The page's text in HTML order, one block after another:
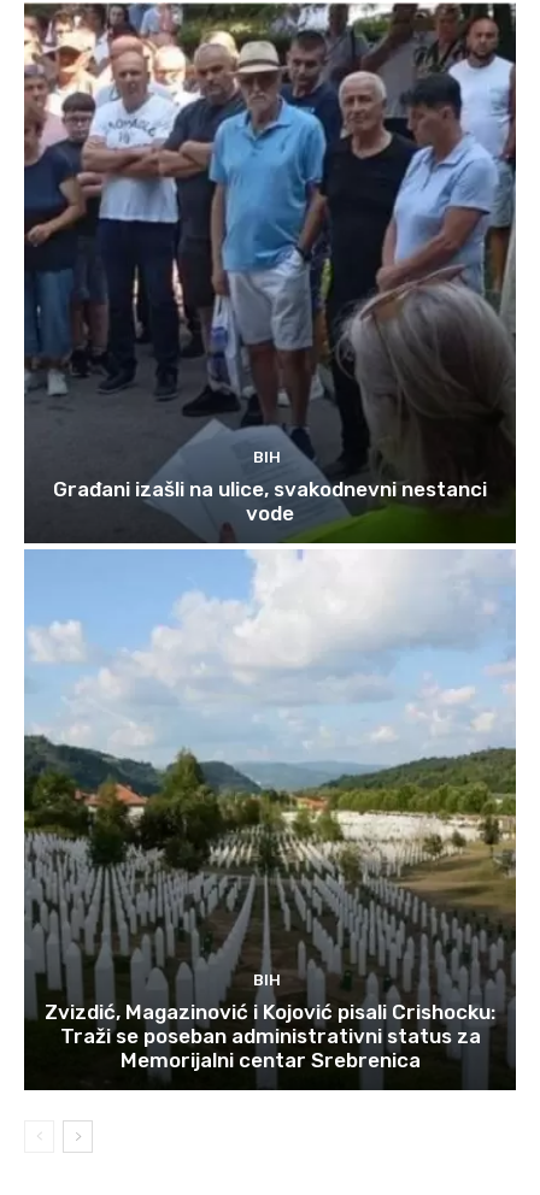
BIH
Građani izašli na ulice, svakodnevni nestanci
vode
BIH
Zvizdić, Magazinović i Kojović pisali Crishocku:
Traži se poseban administrativni status za
Memorijalni centar Srebrenica